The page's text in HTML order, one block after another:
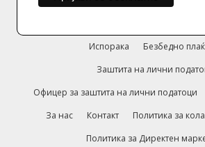
Испорака
Безбедно
Заштита на лични
Офицер за заштита на лични податоци
За нас
Контакт
Политика за
Политика за Директен